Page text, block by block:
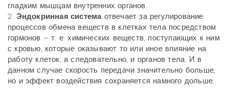
гладким мышцам внутренних органов.
2. Эндокринная системаотвечает за регулирование
процессов обмена веществ в клетках тела посредством
гормонов – т. е. химических веществ, поступающих к ним
с кровью, которые оказывают то или иное влияние на
работу клеток, а следовательно, и органов тела. И в
данном случае скорость передачи значительно больше,
но и эффект воздействия сохраняется намного дольше.